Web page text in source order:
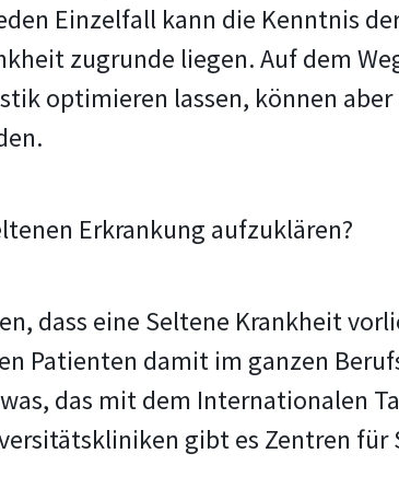
Einzelfall kann die Kenntnis
zugrunde liegen. Auf dem
optimieren lassen, können
Erkrankung aufzuklären?
dass eine Seltene Krankheit
Patienten damit im ganzen
das mit dem Internationalen
gibt es Zentren für